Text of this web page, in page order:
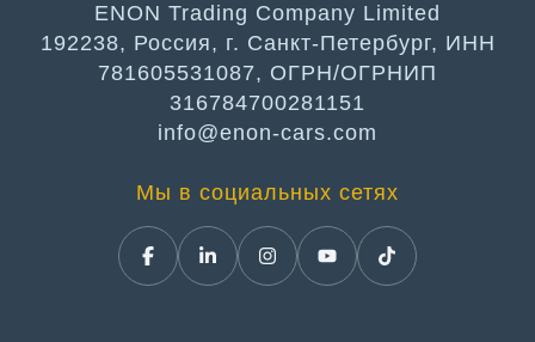
ENON Trading Company Limited
192238, Россия, г. Санкт-Петербург, ИНН
781605531087, ОГРН/ОГРНИП
316784700281151
info@enon-cars.com
Мы в социальных сетях